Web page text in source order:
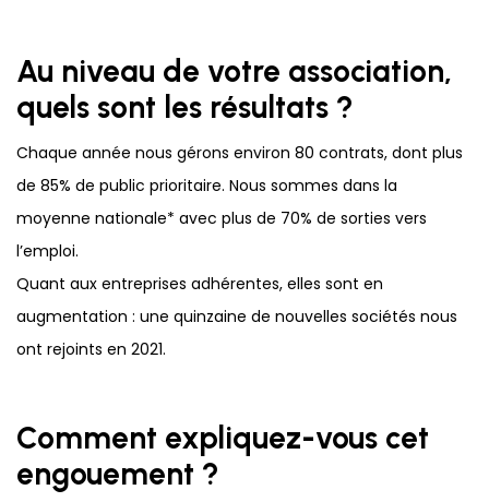
Au niveau de votre association,
quels sont les résultats ?
Chaque année nous gérons environ 80 contrats, dont plus
de 85% de public prioritaire. Nous sommes dans la
moyenne nationale* avec plus de 70% de sorties vers
l’emploi.
Quant aux entreprises adhérentes, elles sont en
augmentation : une quinzaine de nouvelles sociétés nous
ont rejoints en 2021.
Comment expliquez-vous cet
engouement ?